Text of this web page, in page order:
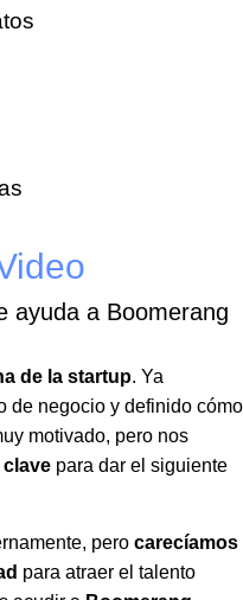
ayuda a Boomerang
de la startup. Ya
de negocio y definido cómo
motivado, pero nos
para dar el siguiente
pero carecíamos
para atraer el talento